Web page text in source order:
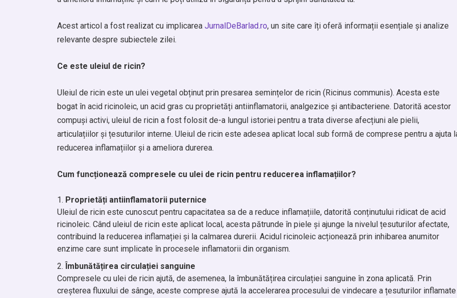
Acest articol a fost realizat cu implicarea JurnalDeBarlad.ro, un site care îți oferă informații esențiale și analize
relevante despre subiectele zilei.
Ce este uleiul de ricin?
Uleiul de ricin este un ulei vegetal obținut prin presarea semințelor de ricin (Ricinus communis). Acesta este
bogat în acid ricinoleic, un acid gras cu proprietăți antiinflamatorii, analgezice și antibacteriene. Datorită acestor
compuși activi, uleiul de ricin a fost folosit de-a lungul istoriei pentru a trata diverse afecțiuni ale pielii,
articulațiilor și țesuturilor interne. Uleiul de ricin este adesea aplicat local sub formă de comprese pentru a ajuta
reducerea inflamațiilor și a ameliora durerea.
Cum funcționează compresele cu ulei de ricin pentru reducerea inflamațiilor?
Proprietăți antiinflamatorii puternice
Uleiul de ricin este cunoscut pentru capacitatea sa de a reduce inflamațiile, datorită conținutului ridicat de acid
ricinoleic. Când uleiul de ricin este aplicat local, acesta pătrunde în piele și ajunge la nivelul țesuturilor afectate,
contribuind la reducerea inflamației și la calmarea durerii. Acidul ricinoleic acționează prin inhibarea anumitor
enzime care sunt implicate în procesele inflamatorii din organism.
Îmbunătățirea circulației sanguine
Compresele cu ulei de ricin ajută, de asemenea, la îmbunătățirea circulației sanguine în zona aplicată. Prin
creșterea fluxului de sânge, aceste comprese ajută la accelerarea procesului de vindecare a țesuturilor inflamate